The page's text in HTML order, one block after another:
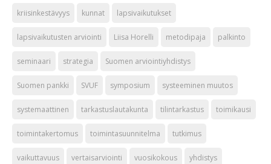
kriisinkestävyys kunnat lapsivaikutukset
lapsivaikutusten arviointi Liisa Horelli metodipaja palkinto
seminaari strategia Suomen arviointiyhdistys
Suomen pankki SVUF symposium systeeminen muutos
systemaattinen tarkastuslautakunta tilintarkastus toimikausi
toimintakertomus toimintasuunnitelma tutkimus
vaikuttavuus vertaisarviointi vuosikokous yhdistys